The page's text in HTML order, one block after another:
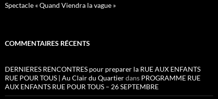
Spectacle « Quand Viendra la vague »
COMMENTAIRES RÉCENTS
DERNIERES RENCONTRES pour preparer la RUE AUX ENFANTS
RUE POUR TOUS | Au Clair du Quartierdans PROGRAMME RUE
AUX ENFANTS RUE POUR TOUS – 26 SEPTEMBRE